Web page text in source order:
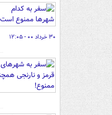
۳۰ خرداد ۰۰ - ۱۲:۰۵